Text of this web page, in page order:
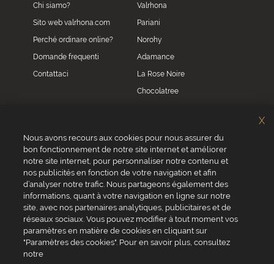
Chi siamo?
Sito web valrhona.com
Perché ordinare online?
Domande frequenti
Contattaci
Valrhona
Pariani
Norohy
Adamance
La Rose Noire
Chocolatree
Servizio clienti
0039 02 82 94 01 46
Da lunedì a venerdì dalle 8.30 alle 17.30
VALRHONA SAS - 12 Avenue PRESIDENT ROOSEVELT 26600 TAIN
Nous avons recours aux cookies pour nous assurer du
bon fonctionnement de notre site internet et améliorer
notre site internet, pour personnaliser notre contenu et
nos publicités en fonction de votre navigation et afin
d’analyser notre trafic. Nous partageons également des
informations, quant à votre navigation en ligne sur notre
site, avec nos partenaires analytiques, publicitaires et de
réseaux sociaux. Vous pouvez modifier à tout moment vos
paramètres en matière de cookies en cliquant sur
"Paramètres des cookies". Pour en savoir plus, consultez
notre
X